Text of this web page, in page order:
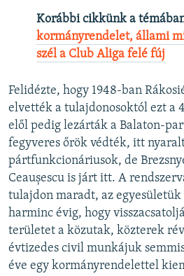
Korábbi cikkünk a
kormányrendelet, állami
szél a Club Aliga felé fúj
Felidézte, hogy 1948-ban
elvették a tulajdonosoktól ezt a
elől pedig lezárták a Balaton-
fegyveres őrök védték, itt
pártfunkcionáriusok, de
Ceaușescu is járt itt. A
tulajdon maradt, az
harminc évig, hogy
területet a közutak, közterek
évtizedes civil munkájuk
éve egy kormányrendelettel